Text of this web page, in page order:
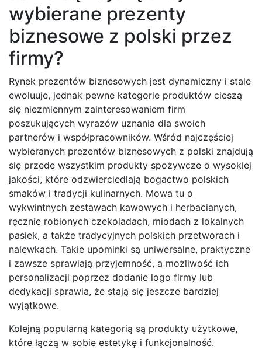
wybierane prezenty
biznesowe z polski przez
firmy?
Rynek prezentów biznesowych jest dynamiczny i stale
ewoluuje, jednak pewne kategorie produktów cieszą
się niezmiennym zainteresowaniem firm
poszukujących wyrazów uznania dla swoich
partnerów i współpracowników. Wśród najczęściej
wybieranych prezentów biznesowych z polski znajdują
się przede wszystkim produkty spożywcze o wysokiej
jakości, które odzwierciedlają bogactwo polskich
smaków i tradycji kulinarnych. Mowa tu o
wykwintnych zestawach kawowych i herbacianych,
ręcznie robionych czekoladach, miodach z lokalnych
pasiek, a także tradycyjnych polskich przetworach i
nalewkach. Takie upominki są uniwersalne, praktyczne
i zawsze sprawiają przyjemność, a możliwość ich
personalizacji poprzez dodanie logo firmy lub
dedykacji sprawia, że stają się jeszcze bardziej
wyjątkowe.
Kolejną popularną kategorią są produkty użytkowe,
które łączą w sobie estetykę i funkcjonalność.